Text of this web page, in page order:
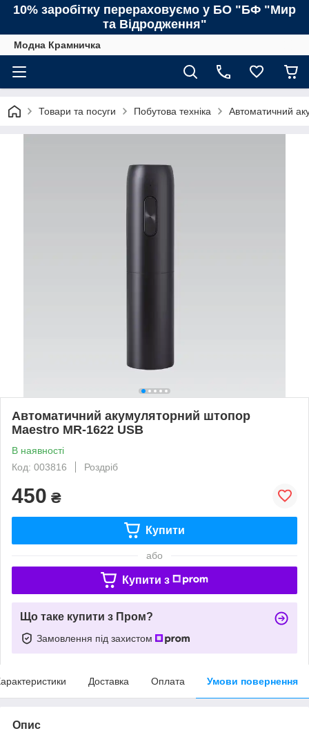
10% заробітку перераховуємо у БО "БФ "Мир
та Відродження"
Модна Крамничка
Товари та посуги Побутова техніка Автоматичний
Автоматичний акумуляторний штопор
Maestro MR-1622 USB
В наявності
Код: 003816
Роздріб
450 ₴
Купити
або
Купити з
Що таке купити з Пром?
Замовлення під захистом
Доставка Оплата Умови повернення
Опис